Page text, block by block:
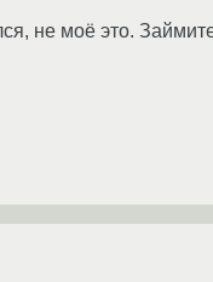
не моё это.